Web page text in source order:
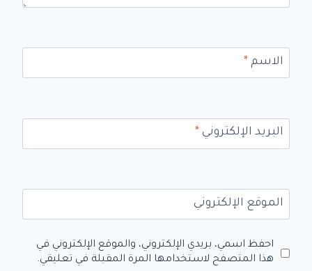
الاسم *
البريد الإلكتروني *
الموقع الإلكتروني
احفظ اسمي، بريدي الإلكتروني، والموقع الإلكتروني في
هذا المتصفح لاستخدامها المرة المقبلة في تعليقي.